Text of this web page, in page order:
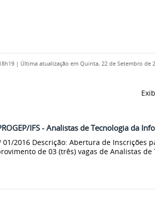
| Última atualização em Quinta, 22 de Setembro de
IFS - Analistas de Tecnologia da
01/2016 Descrição: Abertura de Inscrições
de 03 (três) vagas de Analistas de